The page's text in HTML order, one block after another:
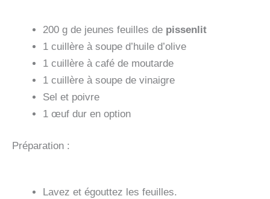
200 g de jeunes feuilles de pissenlit
1 cuillère à soupe d’huile d’olive
1 cuillère à café de moutarde
1 cuillère à soupe de vinaigre
Sel et poivre
1 œuf dur en option
Préparation :
Lavez et égouttez les feuilles.